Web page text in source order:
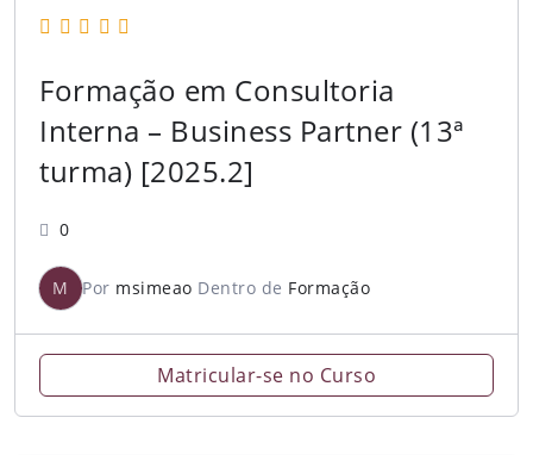
Formação em Consultoria
Interna – Business Partner (13ª
turma) [2025.2]
0
M Por msimeao Dentro de Formação
Matricular-se no Curso